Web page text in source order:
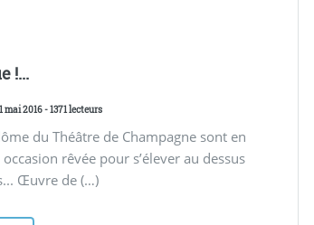
!...
mai 2016 - 1371 lecteurs
du Théâtre de Champagne sont en
rêvée pour s’élever au dessus
Œuvre de (…)